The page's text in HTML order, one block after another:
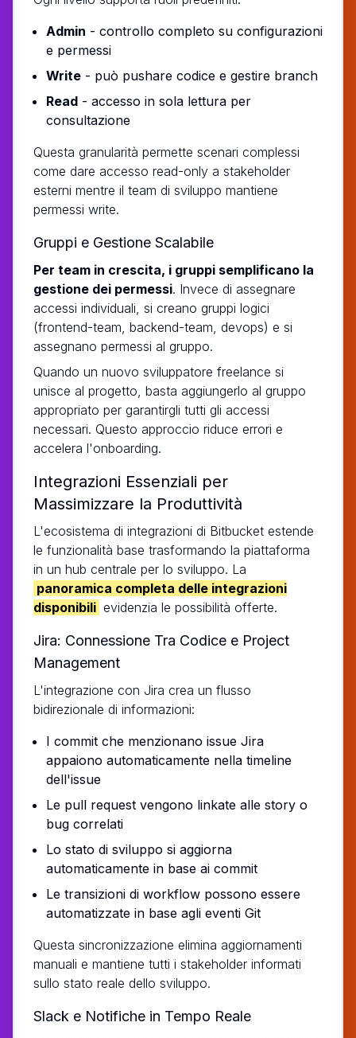
Admin - controllo completo su configurazioni
e permessi
Write - può pushare codice e gestire branch
Read - accesso in sola lettura per
consultazione
Questa granularità permette scenari complessi
come dare accesso read-only a stakeholder
esterni mentre il team di sviluppo mantiene
permessi write.
Gruppi e Gestione Scalabile
Per team in crescita, i gruppi semplificano la
gestione dei permessi. Invece di assegnare
accessi individuali, si creano gruppi logici
(frontend-team, backend-team, devops) e si
assegnano permessi al gruppo.
Quando un nuovo sviluppatore freelance si
unisce al progetto, basta aggiungerlo al gruppo
appropriato per garantirgli tutti gli accessi
necessari. Questo approccio riduce errori e
accelera l'onboarding.
Integrazioni Essenziali per
Massimizzare la Produttività
L'ecosistema di integrazioni di Bitbucket estende
le funzionalità base trasformando la piattaforma
in un hub centrale per lo sviluppo. La
panoramica completa delle integrazioni
disponibili evidenzia le possibilità offerte.
Jira: Connessione Tra Codice e Project
Management
L'integrazione con Jira crea un flusso
bidirezionale di informazioni:
I commit che menzionano issue Jira
appaiono automaticamente nella timeline
dell'issue
Le pull request vengono linkate alle story o
bug correlati
Lo stato di sviluppo si aggiorna
automaticamente in base ai commit
Le transizioni di workflow possono essere
automatizzate in base agli eventi Git
Questa sincronizzazione elimina aggiornamenti
manuali e mantiene tutti i stakeholder informati
sullo stato reale dello sviluppo.
Slack e Notifiche in Tempo Reale